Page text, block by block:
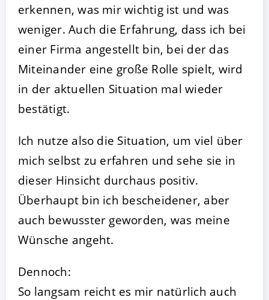
erkennen, was mir wichtig ist und was
weniger. Auch die Erfahrung, dass ich bei
einer Firma angestellt bin, bei der das
Miteinander eine große Rolle spielt, wird
in der aktuellen Situation mal wieder
bestätigt.
Ich nutze also die Situation, um viel über
mich selbst zu erfahren und sehe sie in
dieser Hinsicht durchaus positiv.
Überhaupt bin ich bescheidener, aber
auch bewusster geworden, was meine
Wünsche angeht.
Dennoch:
So langsam reicht es mir natürlich auch